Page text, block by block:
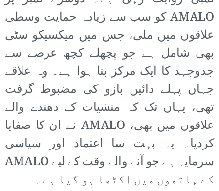
AMALO کو سب سے زیادہ حمایت وسطی
علاقوں میں ملی، جس میں میکسیکو سٹی
بھی شامل ہے جو پچھلے کچھ عرصے سے
جدوجہد کا ایک مرکز بنا ہوا ہے۔ وہ علاقے
جہاں پہلے دائیں بازو کی مضبوط گرفت
تھی، یہاں تک کہ منشیات کے دھندے والے
علاقوں میں بھی، AMALO نے ان کا صفایا
کردیا۔ یہ بہت سا اعتماد اور سیاسی
سرمایہ ہے جو آنے والے وقت کے لیے AMALO
کے ہاتھوں میں اکٹھا ہو گیا ہے۔